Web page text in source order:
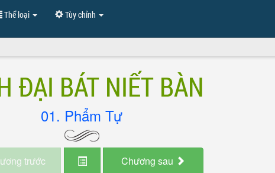
Thể loại Tùy chỉnh
ĐẠI BÁT NIẾT BÀN
01. Phẩm Tự
trước Chương sau